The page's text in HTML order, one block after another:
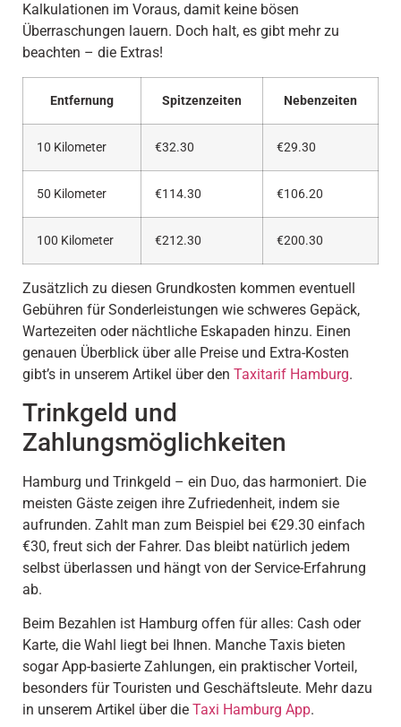
Kalkulationen im Voraus, damit keine bösen
Überraschungen lauern. Doch halt, es gibt mehr zu
beachten – die Extras!
Entfernung Spitzenzeiten Nebenzeiten
10 Kilometer €32.30 €29.30
50 Kilometer €114.30 €106.20
100 Kilometer €212.30 €200.30
Zusätzlich zu diesen Grundkosten kommen eventuell
Gebühren für Sonderleistungen wie schweres Gepäck,
Wartezeiten oder nächtliche Eskapaden hinzu. Einen
genauen Überblick über alle Preise und Extra-Kosten
gibt’s in unserem Artikel über den Taxitarif Hamburg.
Trinkgeld und
Zahlungsmöglichkeiten
Hamburg und Trinkgeld – ein Duo, das harmoniert. Die
meisten Gäste zeigen ihre Zufriedenheit, indem sie
aufrunden. Zahlt man zum Beispiel bei €29.30 einfach
€30, freut sich der Fahrer. Das bleibt natürlich jedem
selbst überlassen und hängt von der Service-Erfahrung
ab.
Beim Bezahlen ist Hamburg offen für alles: Cash oder
Karte, die Wahl liegt bei Ihnen. Manche Taxis bieten
sogar App-basierte Zahlungen, ein praktischer Vorteil,
besonders für Touristen und Geschäftsleute. Mehr dazu
in unserem Artikel über die Taxi Hamburg App.